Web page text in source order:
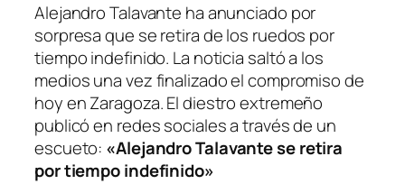
Alejandro Talavante ha anunciado por
sorpresa que se retira de los ruedos por
tiempo indefinido. La noticia saltó a los
medios una vez finalizado el compromiso de
hoy en Zaragoza. El diestro extremeño
publicó en redes sociales a través de un
escueto: «Alejandro Talavante se retira
por tiempo indefinido»